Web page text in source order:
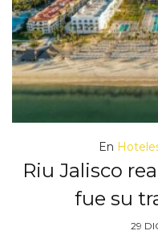
En
Riu Jalisco
fue su
29